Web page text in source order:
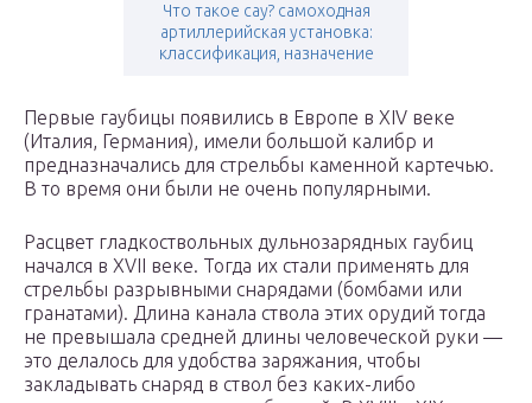
Что такое сау? самоходная
артиллерийская установка:
классификация, назначение
Первые гаубицы появились в Европе в XIV веке
(Италия, Германия), имели большой калибр и
предназначались для стрельбы каменной картечью.
В то время они были не очень популярными.
Расцвет гладкоствольных дульнозарядных гаубиц
начался в XVII веке. Тогда их стали применять для
стрельбы разрывными снарядами (бомбами или
гранатами). Длина канала ствола этих орудий тогда
не превышала средней длины человеческой руки —
это делалось для удобства заряжания, чтобы
закладывать снаряд в ствол без каких-либо